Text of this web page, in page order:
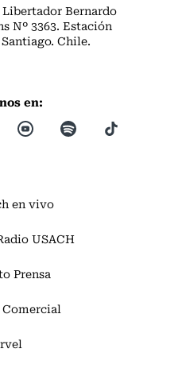
Bernardo
Nº 3363. Estación
Chile.
en:
en vivo
USACH
Prensa